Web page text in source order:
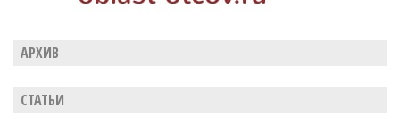
АРХИВ
СТАТЬИ